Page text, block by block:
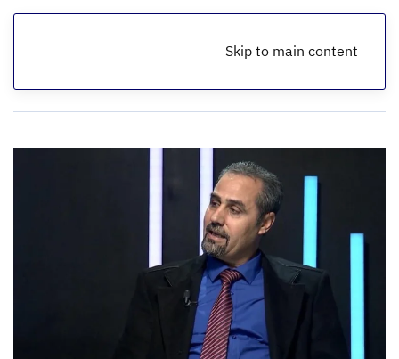
Skip to main content
الرئيسية